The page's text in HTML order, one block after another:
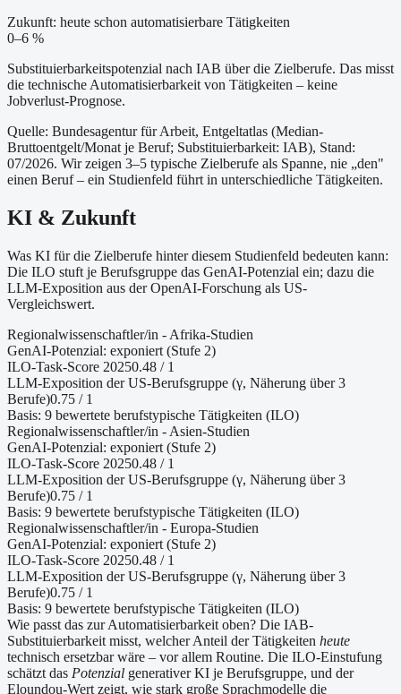
Zukunft: heute schon automatisierbare Tätigkeiten
0–6 %
Substituierbarkeitspotenzial nach IAB über die Zielberufe. Das misst
die technische Automatisierbarkeit von Tätigkeiten – keine
Jobverlust-Prognose.
Quelle: Bundesagentur für Arbeit, Entgeltatlas (Median-
Bruttoentgelt/Monat je Beruf; Substituierbarkeit: IAB), Stand:
07/2026. Wir zeigen 3–5 typische Zielberufe als Spanne, nie „den"
einen Beruf – ein Studienfeld führt in unterschiedliche Tätigkeiten.
KI & Zukunft
Was KI für die Zielberufe hinter diesem Studienfeld bedeuten kann:
Die ILO stuft je Berufsgruppe das GenAI-Potenzial ein; dazu die
LLM-Exposition aus der OpenAI-Forschung als US-
Vergleichswert.
Regionalwissenschaftler/in - Afrika-Studien
GenAI-Potenzial: exponiert (Stufe 2)
ILO-Task-Score 20250.48 / 1
LLM-Exposition der US-Berufsgruppe (γ, Näherung über 3
Berufe)0.75 / 1
Basis: 9 bewertete berufstypische Tätigkeiten (ILO)
Regionalwissenschaftler/in - Asien-Studien
GenAI-Potenzial: exponiert (Stufe 2)
ILO-Task-Score 20250.48 / 1
LLM-Exposition der US-Berufsgruppe (γ, Näherung über 3
Berufe)0.75 / 1
Basis: 9 bewertete berufstypische Tätigkeiten (ILO)
Regionalwissenschaftler/in - Europa-Studien
GenAI-Potenzial: exponiert (Stufe 2)
ILO-Task-Score 20250.48 / 1
LLM-Exposition der US-Berufsgruppe (γ, Näherung über 3
Berufe)0.75 / 1
Basis: 9 bewertete berufstypische Tätigkeiten (ILO)
Wie passt das zur Automatisierbarkeit oben? Die IAB-
Substituierbarkeit misst, welcher Anteil der Tätigkeiten heute
technisch ersetzbar wäre – vor allem Routine. Die ILO-Einstufung
schätzt das Potenzial generativer KI je Berufsgruppe, und der
Eloundou-Wert zeigt, wie stark große Sprachmodelle die